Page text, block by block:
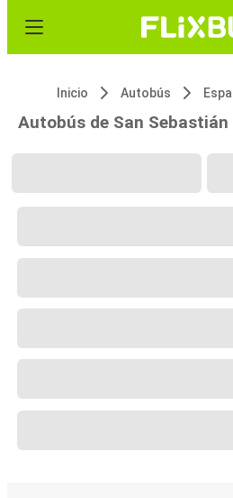
Inicio Autobús
Autobús de San Sebastián